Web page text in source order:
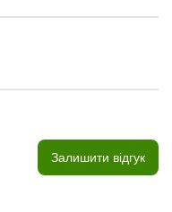
Залишити відгук